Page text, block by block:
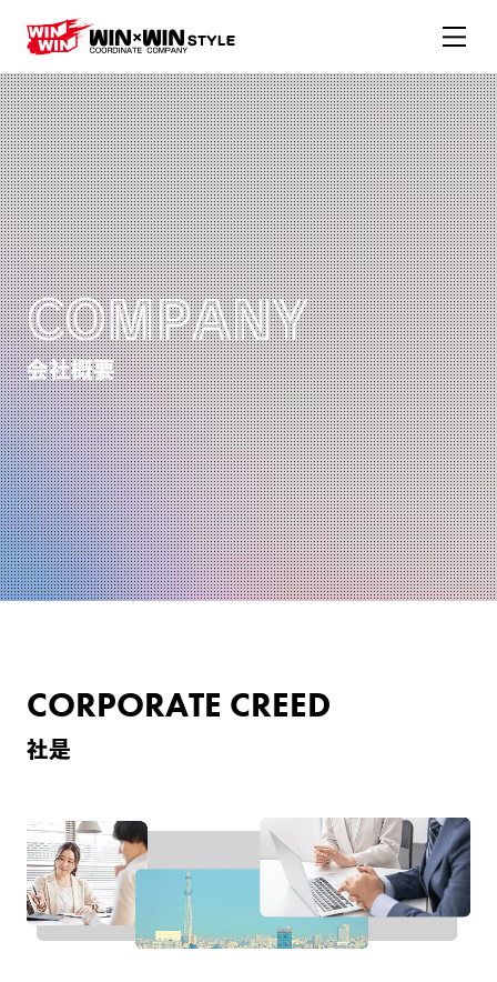
COMPANY
会社概要
CORPORATE CREED
社是